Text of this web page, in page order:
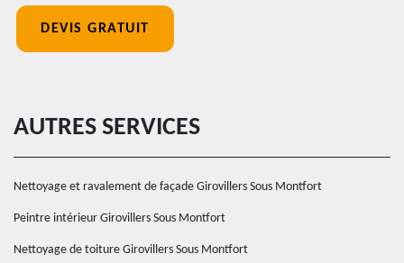
DEVIS GRATUIT
AUTRES SERVICES
Nettoyage et ravalement de façade Girovillers Sous Montfort
Peintre intérieur Girovillers Sous Montfort
Nettoyage de toiture Girovillers Sous Montfort